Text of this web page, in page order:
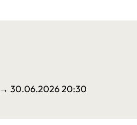
→ 30.06.2026 20:30